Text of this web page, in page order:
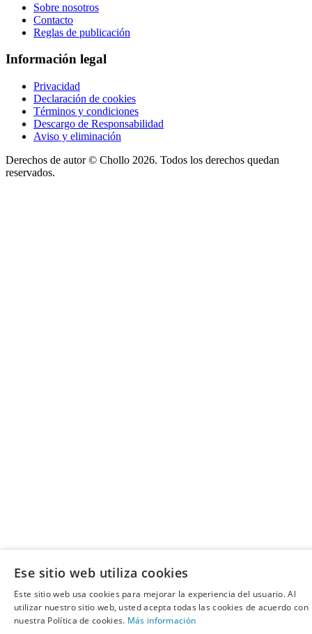
Sobre nosotros
Contacto
Reglas de publicación
Información legal
Privacidad
Declaración de cookies
Términos y condiciones
Descargo de Responsabilidad
Aviso y eliminación
Derechos de autor © Chollo 2026. Todos los derechos quedan
reservados.
Ese sitio web utiliza cookies
Este sitio web usa cookies para mejorar la experiencia del usuario. Al
utilizar nuestro sitio web, usted acepta todas las cookies de acuerdo con
nuestra Política de cookies. Más información